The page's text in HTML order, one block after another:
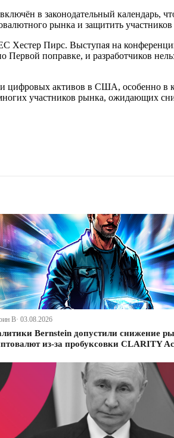
в законодательный календарь,
рынка и защитить
Хестер Пирс. Выступая на
поправке, и разработчиков
активов в США, особенно в
участников рынка, ожидающих
В· 03.08.2026
Bernstein допустили снижение
из-за пробуксовки CLARITY